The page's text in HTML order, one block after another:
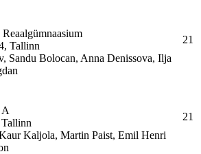
Tallinn
Sandu Bolocan, Anna Denissova, Ilja
21
A
Tallinn
Kaljola, Martin Paist, Emil Henri
21